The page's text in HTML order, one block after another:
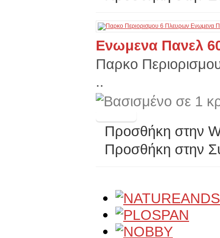
Ενωμενα Πανελ
Παρκο
..
Προσθήκη στην
Προσθήκη στην